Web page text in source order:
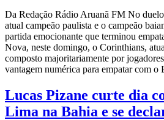
Da Redação Rádio Aruanã FM No
atual campeão paulista e o campeão
partida emocionante que terminou
Nova, neste domingo, o Corinthians,
composto majoritariamente por
vantagem numérica para empatar com
Lucas Pizane curte dia
Lima na Bahia e se